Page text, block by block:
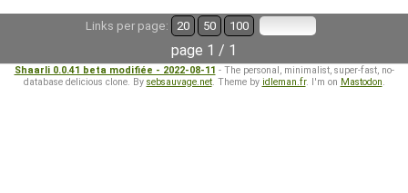
Links per page: 20 50 100
page 1 / 1
Shaarli 0.0.41 beta modifiée - 2022-08-11 - The personal, minimalist, super-fast, no-
database delicious clone. By sebsauvage.net. Theme by idleman.fr. I'm on Mastodon.